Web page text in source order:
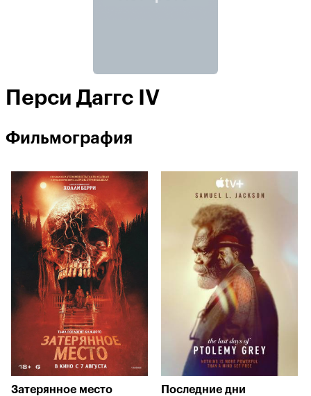
Перси Даггс IV
Фильмография
Затерянное место
Последние дни